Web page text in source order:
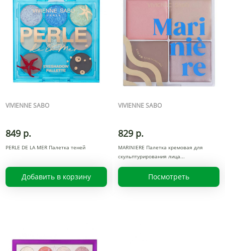
VIVIENNE SABO
849 р.
PERLE DE LA MER Палетка теней
Добавить в корзину
VIVIENNE SABO
829 р.
MARINIERE Палетка кремовая для
скульптурирования лица
Посмотреть